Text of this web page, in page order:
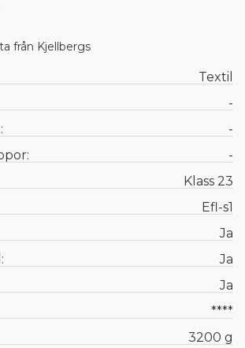
från Kjellbergs
Textil
-
-
-
Klass 23
Efl-s1
Ja
Ja
Ja
****
3200 g